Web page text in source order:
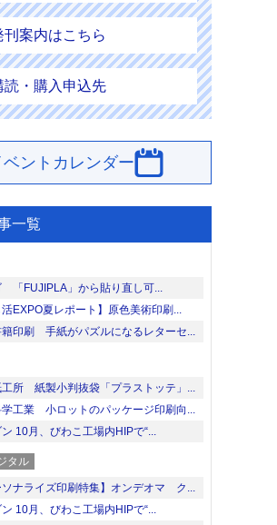
刊案内はこちら
読・購入申込先
ベントカレンダー
一覧
「FUJIPLA」から貼り直し可...
活EXPO夏レポート】原色美術印刷...
籍印刷 手紙がパズルになるレターセ...
工所 紙製小判抜袋「プラストッテ」...
学工業 小ロットのパッケージ印刷向...
10月、びわこ工場内HIPで“...
タル
ソナライズ印刷特集】オンデオマ ク...
10月、びわこ工場内HIPで“...